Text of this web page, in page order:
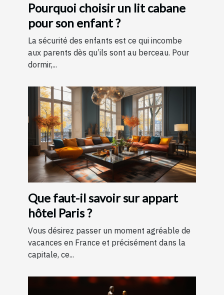
Pourquoi choisir un lit cabane
pour son enfant ?
La sécurité des enfants est ce qui incombe
aux parents dès qu’ils sont au berceau. Pour
dormir,...
Que faut-il savoir sur appart
hôtel Paris ?
Vous désirez passer un moment agréable de
vacances en France et précisément dans la
capitale, ce...